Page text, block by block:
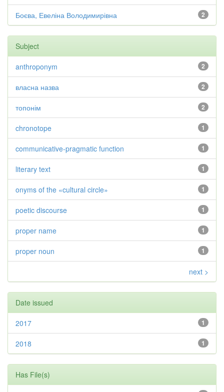
2
Боєва, Евеліна Володимирівна
Subject
2
anthroponym
2
власна назва
2
топонім
1
chronotope
1
communicative-pragmatic function
1
literary text
1
onyms of the «cultural circle»
1
poetic discourse
1
proper name
1
proper noun
next >
Date issued
1
2017
1
2018
Has File(s)